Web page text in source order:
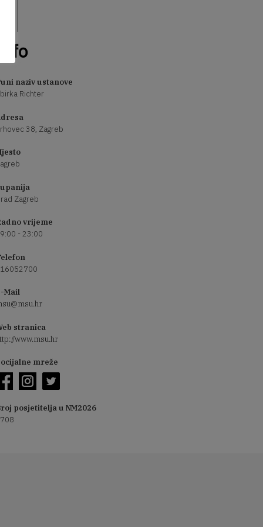
Info
naziv ustanove
Richter
38, Zagreb
Zagreb
vrijeme
- 23:00
Mail
stranica
www.msu.hr
mreže
posjetitelja u NM2026